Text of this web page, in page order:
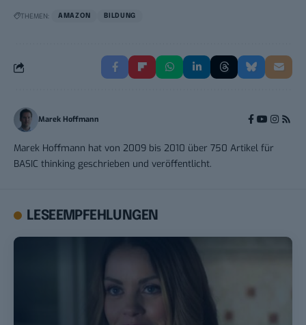
THEMEN: AMAZON BILDUNG
Marek Hoffmann
Marek Hoffmann hat von 2009 bis 2010 über 750 Artikel für
BASIC thinking geschrieben und veröffentlicht.
LESEEMPFEHLUNGEN